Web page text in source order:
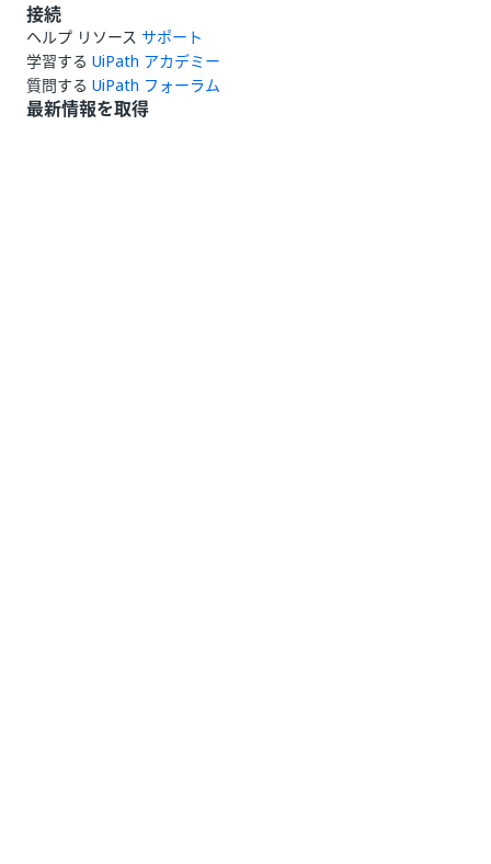
接続
ヘルプ リソース サポート
学習する UiPath アカデミー
質問する UiPath フォーラム
最新情報を取得